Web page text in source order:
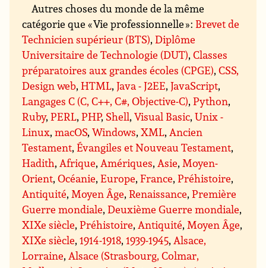
Autres choses du monde de la même
catégorie que « Vie professionnelle » : Brevet de
Technicien supérieur (BTS),Diplôme
Universitaire de Technologie (DUT),Classes
préparatoires aux grandes écoles (CPGE),CSS,
Design web,HTML,Java - J2EE,JavaScript,
Langages C (C, C++, C#, Objective-C),Python,
Ruby,PERL,PHP, Shell,Visual Basic,Unix -
Linux,macOS,Windows,XML, Ancien
Testament,Évangiles et Nouveau Testament,
Hadith, Afrique, Amériques, Asie, Moyen-
Orient,Océanie,Europe,France,Préhistoire,
Antiquité, Moyen Âge,Renaissance,Première
Guerre mondiale,Deuxième Guerre mondiale,
XIXe siècle,Préhistoire, Antiquité, Moyen Âge,
XIXe siècle,1914-1918,1939-1945, Alsace,
Lorraine, Alsace (Strasbourg, Colmar,